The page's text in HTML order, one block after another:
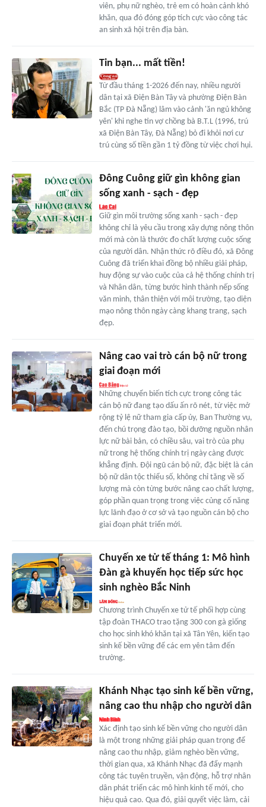
viên, phụ nữ nghèo, trẻ em có hoàn cảnh khó
khăn, qua đó đóng góp tích cực vào công tác
an sinh xã hội trên địa bàn.
Tin bạn... mất tiền!
Từ đầu tháng 1-2026 đến nay, nhiều người
dân tại xã Điện Bàn Tây và phường Điện Bàn
Bắc (TP Đà Nẵng) lâm vào cảnh 'ăn ngủ không
yên' khi nghe tin vợ chồng bà B.T.L (1996, trú
xã Điện Bàn Tây, Đà Nẵng) bỏ đi khỏi nơi cư
trú cùng số tiền gần 1 tỷ đồng từ việc chơi hụi.
Đông Cuông giữ gìn không gian
sống xanh - sạch - đẹp
Giữ gìn môi trường sống xanh - sạch - đẹp
không chỉ là yêu cầu trong xây dựng nông thôn
mới mà còn là thước đo chất lượng cuộc sống
của người dân. Nhận thức rõ điều đó, xã Đông
Cuông đã triển khai đồng bộ nhiều giải pháp,
huy động sự vào cuộc của cả hệ thống chính trị
và Nhân dân, từng bước hình thành nếp sống
văn minh, thân thiện với môi trường, tạo diện
mạo nông thôn ngày càng khang trang, sạch
đẹp.
Nâng cao vai trò cán bộ nữ trong
giai đoạn mới
Những chuyển biến tích cực trong công tác
cán bộ nữ đang tạo dấu ấn rõ nét, từ việc mở
rộng tỷ lệ nữ tham gia cấp ủy, Ban Thường vụ,
đến chú trọng đào tạo, bồi dưỡng nguồn nhân
lực nữ bài bản, có chiều sâu, vai trò của phụ
nữ trong hệ thống chính trị ngày càng được
khẳng định. Đội ngũ cán bộ nữ, đặc biệt là cán
bộ nữ dân tộc thiểu số, không chỉ tăng về số
lượng mà còn từng bước nâng cao chất lượng,
góp phần quan trọng trong việc củng cố năng
lực lãnh đạo ở cơ sở và tạo nguồn cán bộ cho
giai đoạn phát triển mới.
Chuyến xe tử tế tháng 1: Mô hình
Đàn gà khuyến học tiếp sức học
sinh nghèo Bắc Ninh
Chương trình Chuyến xe tử tế phối hợp cùng
tập đoàn THACO trao tặng 300 con gà giống
cho học sinh khó khăn tại xã Tân Yên, kiến tạo
sinh kế bền vững để các em yên tâm đến
trường.
Khánh Nhạc tạo sinh kế bền vững,
nâng cao thu nhập cho người dân
Xác định tạo sinh kế bền vững cho người dân
là một trong những giải pháp quan trọng để
nâng cao thu nhập, giảm nghèo bền vững,
thời gian qua, xã Khánh Nhạc đã đẩy mạnh
công tác tuyên truyền, vận động, hỗ trợ nhân
dân phát triển các mô hình kinh tế mới, cho
hiệu quả cao. Qua đó, giải quyết việc làm, cải